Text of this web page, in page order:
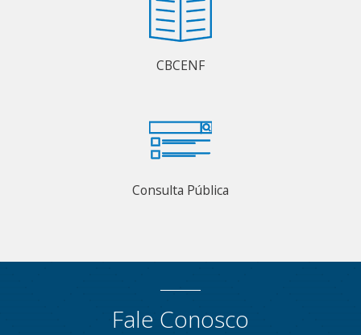
CBCENF
Consulta Pública
Fale Conosco